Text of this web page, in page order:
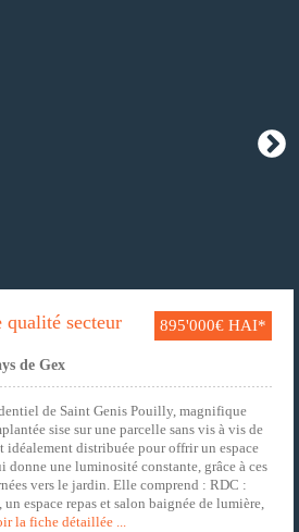
895'000€ HAI*
secteur
de Gex
de Saint Genis Pouilly, magnifique
sise sur une parcelle sans vis à vis de
idéalement distribuée pour offrir un espace
donne une luminosité constante, grâce à ces
vers le jardin. Elle comprend : RDC :
espace repas et salon baignée de lumière,
la fiche détaillée ...